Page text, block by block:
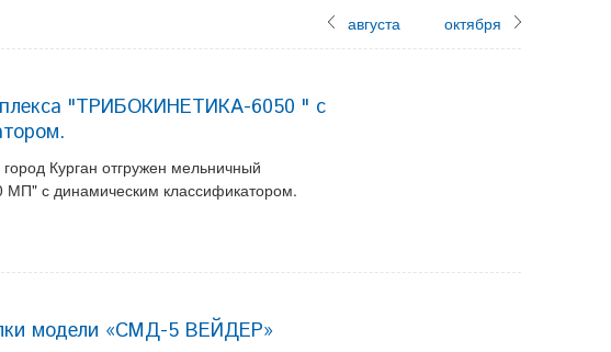
августа октября
"ТРИБОКИНЕТИКА-6050 " с
Курган отгружен мельничный
с динамическим классификатором.
модели «СМД-5 ВЕЙДЕР»